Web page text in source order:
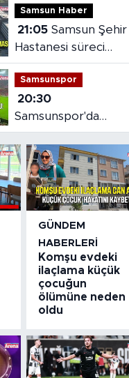
Samsun Haber
21:05 Samsun Şehir
Hastanesi süreci
masaya yatırıldı
Samsunspor
20:30
Samsunspor'da
Gabriele dönemi
başladı
GÜNDEM
HABERLERI
Komşu evdeki
ilaçlama küçük
çocuğun
ölümüne neden
oldu